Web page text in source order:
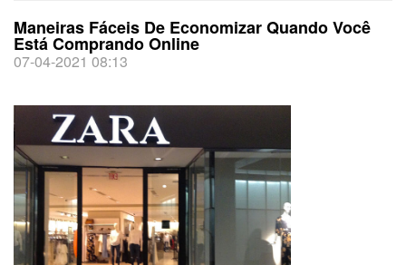
Maneiras Fáceis De Economizar Quando Você
Está Comprando Online
07-04-2021 08:13